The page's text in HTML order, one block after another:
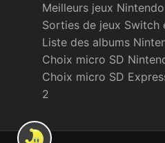
Meilleurs jeux
Sorties de jeux Switch
Liste des albums
Choix micro SD
Choix micro SD
2